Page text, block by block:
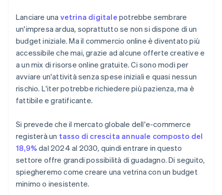
Rete personale
Altre funzioni
Lanciare una vetrina digitale potrebbe sembrare
un'impresa ardua, soprattutto se non si dispone di un
budget iniziale. Ma il commercio online è diventato più
accessibile che mai, grazie ad alcune offerte creative e
a un mix di risorse online gratuite. Ci sono modi per
avviare un'attività senza spese iniziali e quasi nessun
rischio. L'iter potrebbe richiedere più pazienza, ma è
fattibile e gratificante.
Si prevede che il mercato globale dell'e-commerce
registerà un tasso di crescita annuale composto del
18,9% dal 2024 al 2030, quindi entrare in questo
settore offre grandi possibilità di guadagno. Di seguito,
spiegheremo come creare una vetrina con un budget
minimo o inesistente.